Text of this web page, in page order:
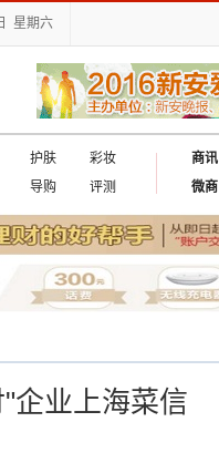
星期六
护肤
彩妆
导购 评测
商讯
微商
企业上海菜信